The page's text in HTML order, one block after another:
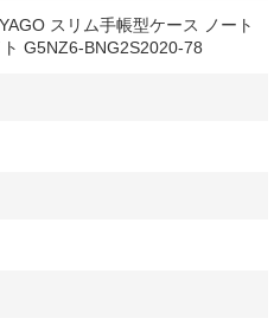
スリム手帳型ケース ノート
G5NZ6-BNG2S2020-78